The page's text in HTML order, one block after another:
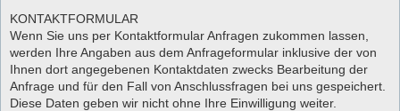
KONTAKTFORMULAR
Wenn Sie uns per Kontaktformular Anfragen zukommen lassen,
werden Ihre Angaben aus dem Anfrageformular inklusive der von
Ihnen dort angegebenen Kontaktdaten zwecks Bearbeitung der
Anfrage und für den Fall von Anschlussfragen bei uns gespeichert.
Diese Daten geben wir nicht ohne Ihre Einwilligung weiter.